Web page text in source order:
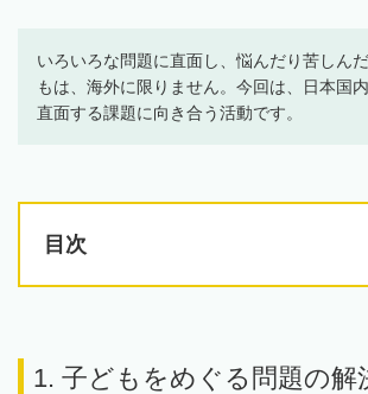
いろいろな問題に直面し、悩んだり苦しん
もは、海外に限りません。今回は、日本国
直面する課題に向き合う活動です。
目次
1. 子どもをめぐる問題の解